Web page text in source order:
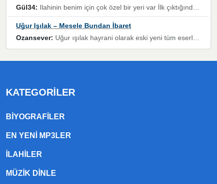
Gül34: Ilahinin benim için çok özel bir yeri var İlk çıktığında komşum ne kadar yüksek sesle dinliyorsa orada duymuştum ve YouTube'dan aratıp Bu ilahiyi bulmuştum ve sonra müdavimi oldum günlük Ben de 3-5 kere dinleyip ezberleyip artık ilahiye bende eşlik ediyorum yüksek sesle Allah razı olsun hizmet nimettir Rabbim sizin zahmetlerinize de hayırlı nimetler versin Selam ve dua ile Allah'a emanet olun
Uğur Işılak – Mesele Bundan İbaret
Ozansever: Uğur ışılak hayrani olarak eski yeni tüm eserlerini keyifle huzurla dinleyenlerden birisiyim, emeğine saygı duyan gönül veren bunu en güzel şekilde sevenlerine ulaştıran siz değerli sayfa yöneticilerine de teşekkür ederim
KATEGORILER
BIYOGRAFILER
EN YENI MP3LER
ILAHILER
MÜZIK DINLE